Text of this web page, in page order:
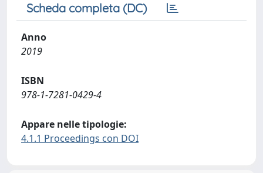
Scheda completa (DC)
Anno
2019
ISBN
978-1-7281-0429-4
Appare nelle tipologie:
4.1.1 Proceedings con DOI